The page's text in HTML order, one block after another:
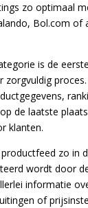
zo optimaal
Bol.com of
is de
zorgvuldig
de laatste
klanten.
zo in
wordt door
informatie
of